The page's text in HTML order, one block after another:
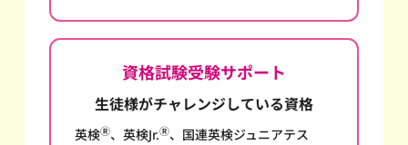
資格試験受験サポート
生徒様がチャレンジしている資格
英検Ⓡ、英検Jr.Ⓡ、国連英検ジュニアテス